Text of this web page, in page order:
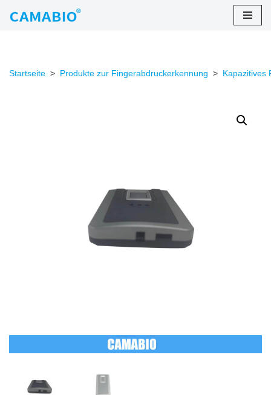
Startseite > Produkte zur Fingerabdruckerkennung > Kapazitives